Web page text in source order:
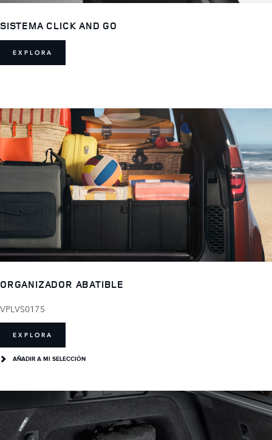
SISTEMA CLICK AND GO
EXPLORA
ORGANIZADOR ABATIBLE
VPLVS0175
EXPLORA
AÑADIR A MI SELECCIÓN